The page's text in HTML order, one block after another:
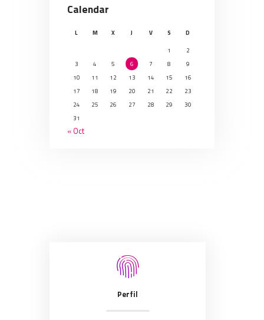
Calendar
L M X J V S
D
1
2
3
4 5 6 7 8
9
10
11 12 13 14 15
16
17
18 19 20 21 22
23
24
25 26 27 28 29
30
31
« Oct
Perfil